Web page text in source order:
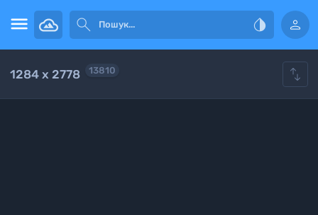
   
1284 x 2778 13810 